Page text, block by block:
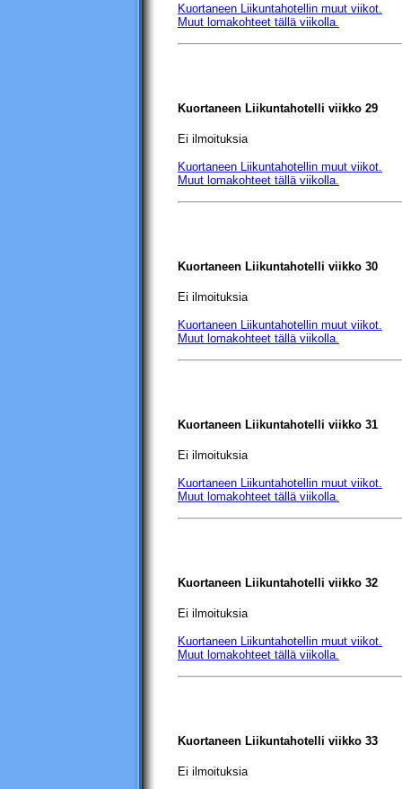
Kuortaneen Liikuntahotellin muut viikot.
Muut lomakohteet tällä viikolla.
Kuortaneen Liikuntahotelli viikko 29
Ei ilmoituksia
Kuortaneen Liikuntahotellin muut viikot.
Muut lomakohteet tällä viikolla.
Kuortaneen Liikuntahotelli viikko 30
Ei ilmoituksia
Kuortaneen Liikuntahotellin muut viikot.
Muut lomakohteet tällä viikolla.
Kuortaneen Liikuntahotelli viikko 31
Ei ilmoituksia
Kuortaneen Liikuntahotellin muut viikot.
Muut lomakohteet tällä viikolla.
Kuortaneen Liikuntahotelli viikko 32
Ei ilmoituksia
Kuortaneen Liikuntahotellin muut viikot.
Muut lomakohteet tällä viikolla.
Kuortaneen Liikuntahotelli viikko 33
Ei ilmoituksia